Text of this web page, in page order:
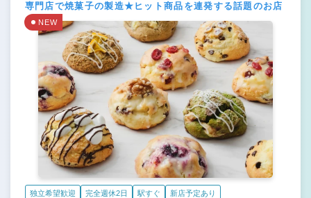
専門店で焼菓子の製造★ヒット商品を連発する話題のお店
NEW
独立希望歓迎 完全週休2日 駅すぐ 新店予定あり